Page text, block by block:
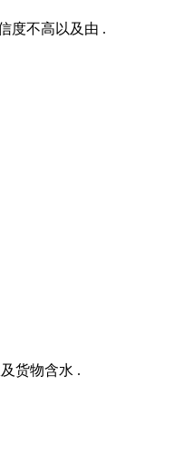
度不高以及由 .
货物含水 .